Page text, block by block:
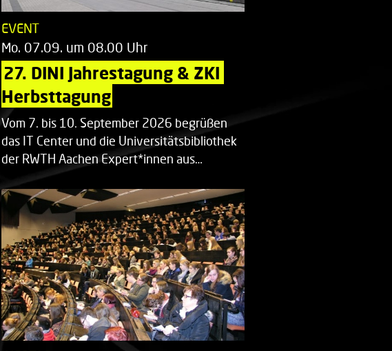
EVENT
Mo. 07.09. um 08.00 Uhr
27. DINI Jahrestagung & ZKI
Herbsttagung
Vom 7. bis 10. September 2026 begrüßen
das IT Center und die Universitätsbibliothek
der RWTH Aachen Expert*innen aus…